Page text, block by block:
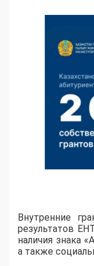
Внутренние
результатов
наличия знака
а также